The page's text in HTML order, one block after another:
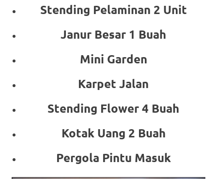
Stending Pelaminan 2 Unit
Janur Besar 1 Buah
Mini Garden
Karpet Jalan
Stending Flower 4 Buah
Kotak Uang 2 Buah
Pergola Pintu Masuk